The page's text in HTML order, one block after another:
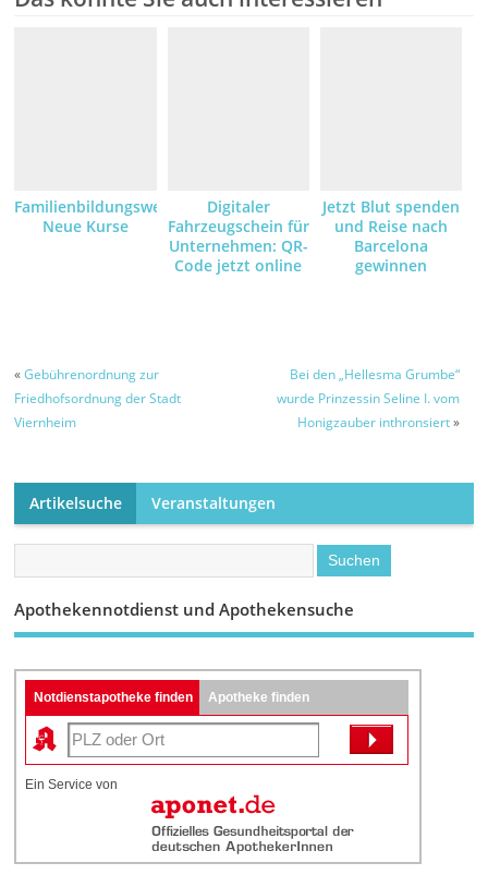
Familienbildungswerk:
Neue Kurse
Digitaler
Fahrzeugschein für
Unternehmen: QR-
Code jetzt online
Jetzt Blut spenden
und Reise nach
Barcelona
gewinnen
«Gebührenordnung zur
Friedhofsordnung der Stadt
Viernheim
Bei den „Hellesma Grumbe“
wurde Prinzessin Seline I. vom
Honigzauber inthronsiert»
Artikelsuche Veranstaltungen
Apothekennotdienst und Apothekensuche
Notdienstapotheke finden Apotheke finden
Ein Service von